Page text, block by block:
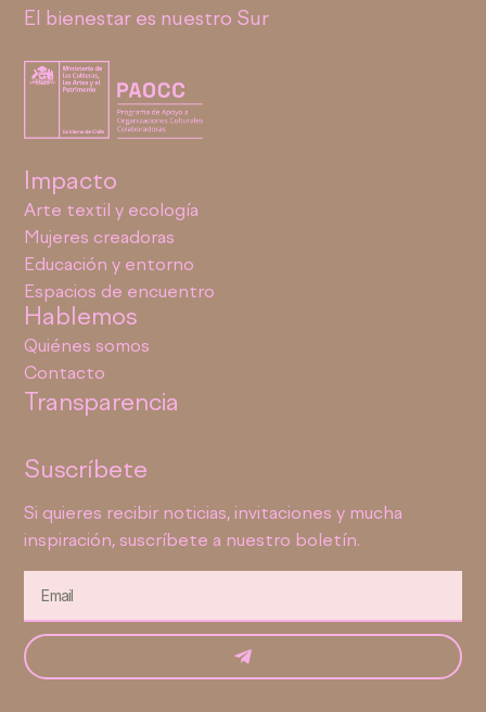
El bienestar es nuestro Sur
Impacto
Arte textil y ecología
Mujeres creadoras
Educación y entorno
Espacios de encuentro
Hablemos
Quiénes somos
Contacto
Transparencia
Suscríbete
Si quieres recibir noticias, invitaciones y mucha
inspiración, suscríbete a nuestro boletín.